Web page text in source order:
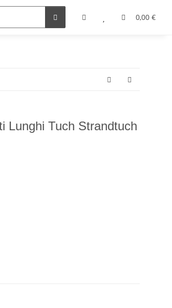
0,00 €
Lunghi Tuch Strandtuch